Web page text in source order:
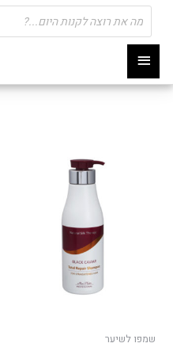
תפריט
ראשי
Products
search
שמפו לשיער